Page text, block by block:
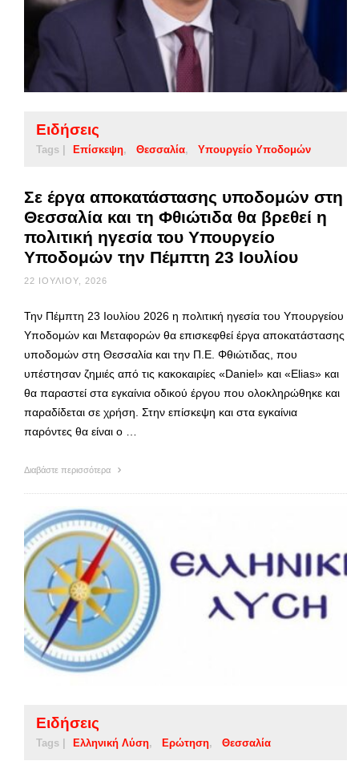
Ειδήσεις
Tags | Επίσκεψη Θεσσαλία Υπουργείο Υποδομών
Σε έργα αποκατάστασης υποδομών στη
Θεσσαλία και τη Φθιώτιδα θα βρεθεί η
πολιτική ηγεσία του Υπουργείο
Υποδομών την Πέμπτη 23 Ιουλίου
22 ΙΟΥΛΊΟΥ, 2026
Την Πέμπτη 23 Ιουλίου 2026 η πολιτική ηγεσία του Υπουργείου
Υποδομών και Μεταφορών θα επισκεφθεί έργα αποκατάστασης
υποδομών στη Θεσσαλία και την Π.Ε. Φθιώτιδας, που
υπέστησαν ζημιές από τις κακοκαιρίες «Daniel» και «Elias» και
θα παραστεί στα εγκαίνια οδικού έργου που ολοκληρώθηκε και
παραδίδεται σε χρήση. Στην επίσκεψη και στα εγκαίνια
παρόντες θα είναι ο …
Διαβάστε περισσότερα
Ειδήσεις
Tags | Ελληνική Λύση Ερώτηση Θεσσαλία